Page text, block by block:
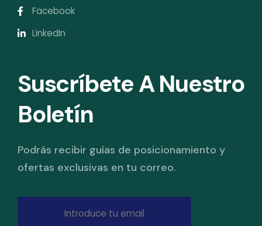
Facebook
LinkedIn
Suscríbete A Nuestro
Boletín
Podrás recibir guías de posicionamiento y
ofertas exclusivas en tu correo.